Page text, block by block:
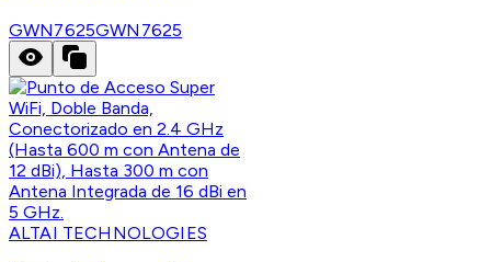
GWN7625GWN7625
ALTAI TECHNOLOGIES